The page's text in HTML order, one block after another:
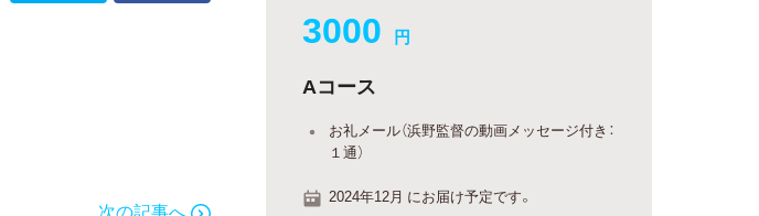
3000 円
Aコース
お礼メール（浜野監督の動画メッセージ付き：
１通）
2024年12月 にお届け予定です。